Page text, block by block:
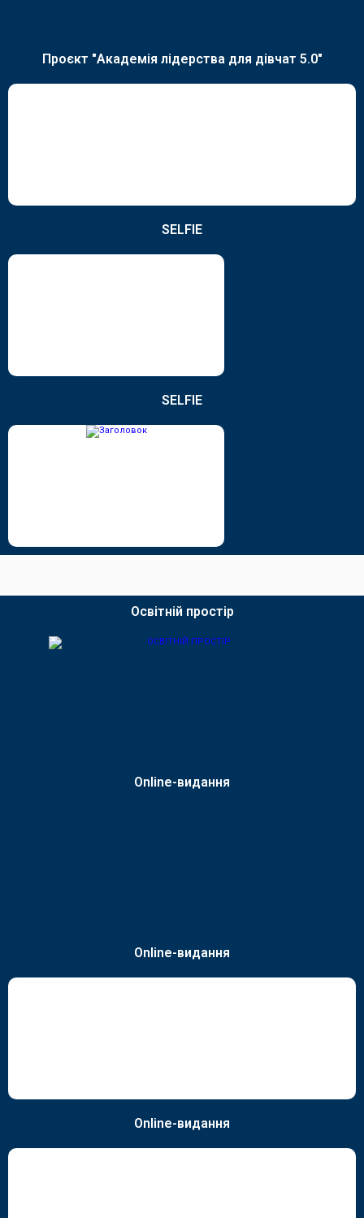
Проєкт "Академія лідерства для дівчат 5.0"
SELFIE
SELFIE
Освітній простір
Online-видання
Online-видання
Online-видання